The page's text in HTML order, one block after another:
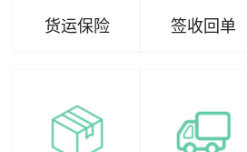
货运保险 签收回单